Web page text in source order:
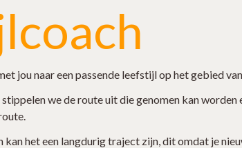
jou naar een passende leefstijl op het gebied
we de route uit die genomen kan
het een langdurig traject zijn, dit omdat je